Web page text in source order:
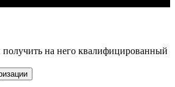
получить на него квалифицированный